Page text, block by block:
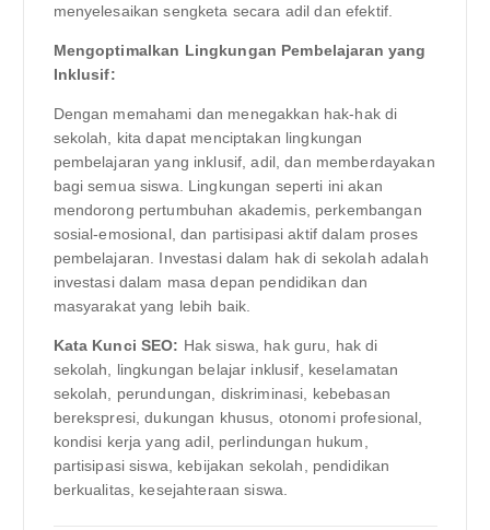
menyelesaikan sengketa secara adil dan efektif.
Mengoptimalkan Lingkungan Pembelajaran yang
Inklusif:
Dengan memahami dan menegakkan hak-hak di
sekolah, kita dapat menciptakan lingkungan
pembelajaran yang inklusif, adil, dan memberdayakan
bagi semua siswa. Lingkungan seperti ini akan
mendorong pertumbuhan akademis, perkembangan
sosial-emosional, dan partisipasi aktif dalam proses
pembelajaran. Investasi dalam hak di sekolah adalah
investasi dalam masa depan pendidikan dan
masyarakat yang lebih baik.
Kata Kunci SEO: Hak siswa, hak guru, hak di
sekolah, lingkungan belajar inklusif, keselamatan
sekolah, perundungan, diskriminasi, kebebasan
berekspresi, dukungan khusus, otonomi profesional,
kondisi kerja yang adil, perlindungan hukum,
partisipasi siswa, kebijakan sekolah, pendidikan
berkualitas, kesejahteraan siswa.